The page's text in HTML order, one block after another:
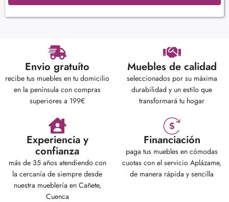
Envio gratuíto
recibe tus muebles en tu domicilio
en la península con compras
superiores a 199€
Muebles de calidad
seleccionados por su máxima
durabilidad y un estilo que
transformará tu hogar
Experiencia y
confianza
más de 35 años atendiendo con
la cercanía de siempre desde
nuestra mueblería en Cañete,
Cuenca
Financiación
paga tus muebles en cómodas
cuotas con el servicio Aplázame,
de manera rápida y sencilla